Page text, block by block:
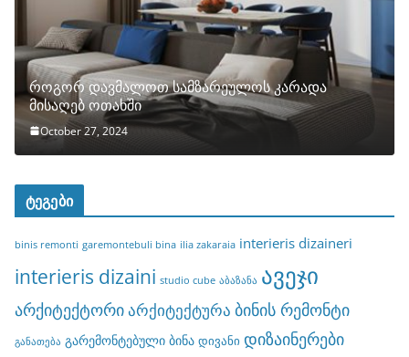
როგორ დავმალოთ სამზარეულოს კარადა
მისაღებ ოთახში
October 27, 2024
ტეგები
binis remonti garemontebuli bina ilia zakaraia interieris dizaineri
interieris dizaini studio cube აბაზანა ავეჯი
არქიტექტორიარქიტექტურა ბინის რემონტი
განათება გარემონტებული ბინა დივანი დიზაინერები